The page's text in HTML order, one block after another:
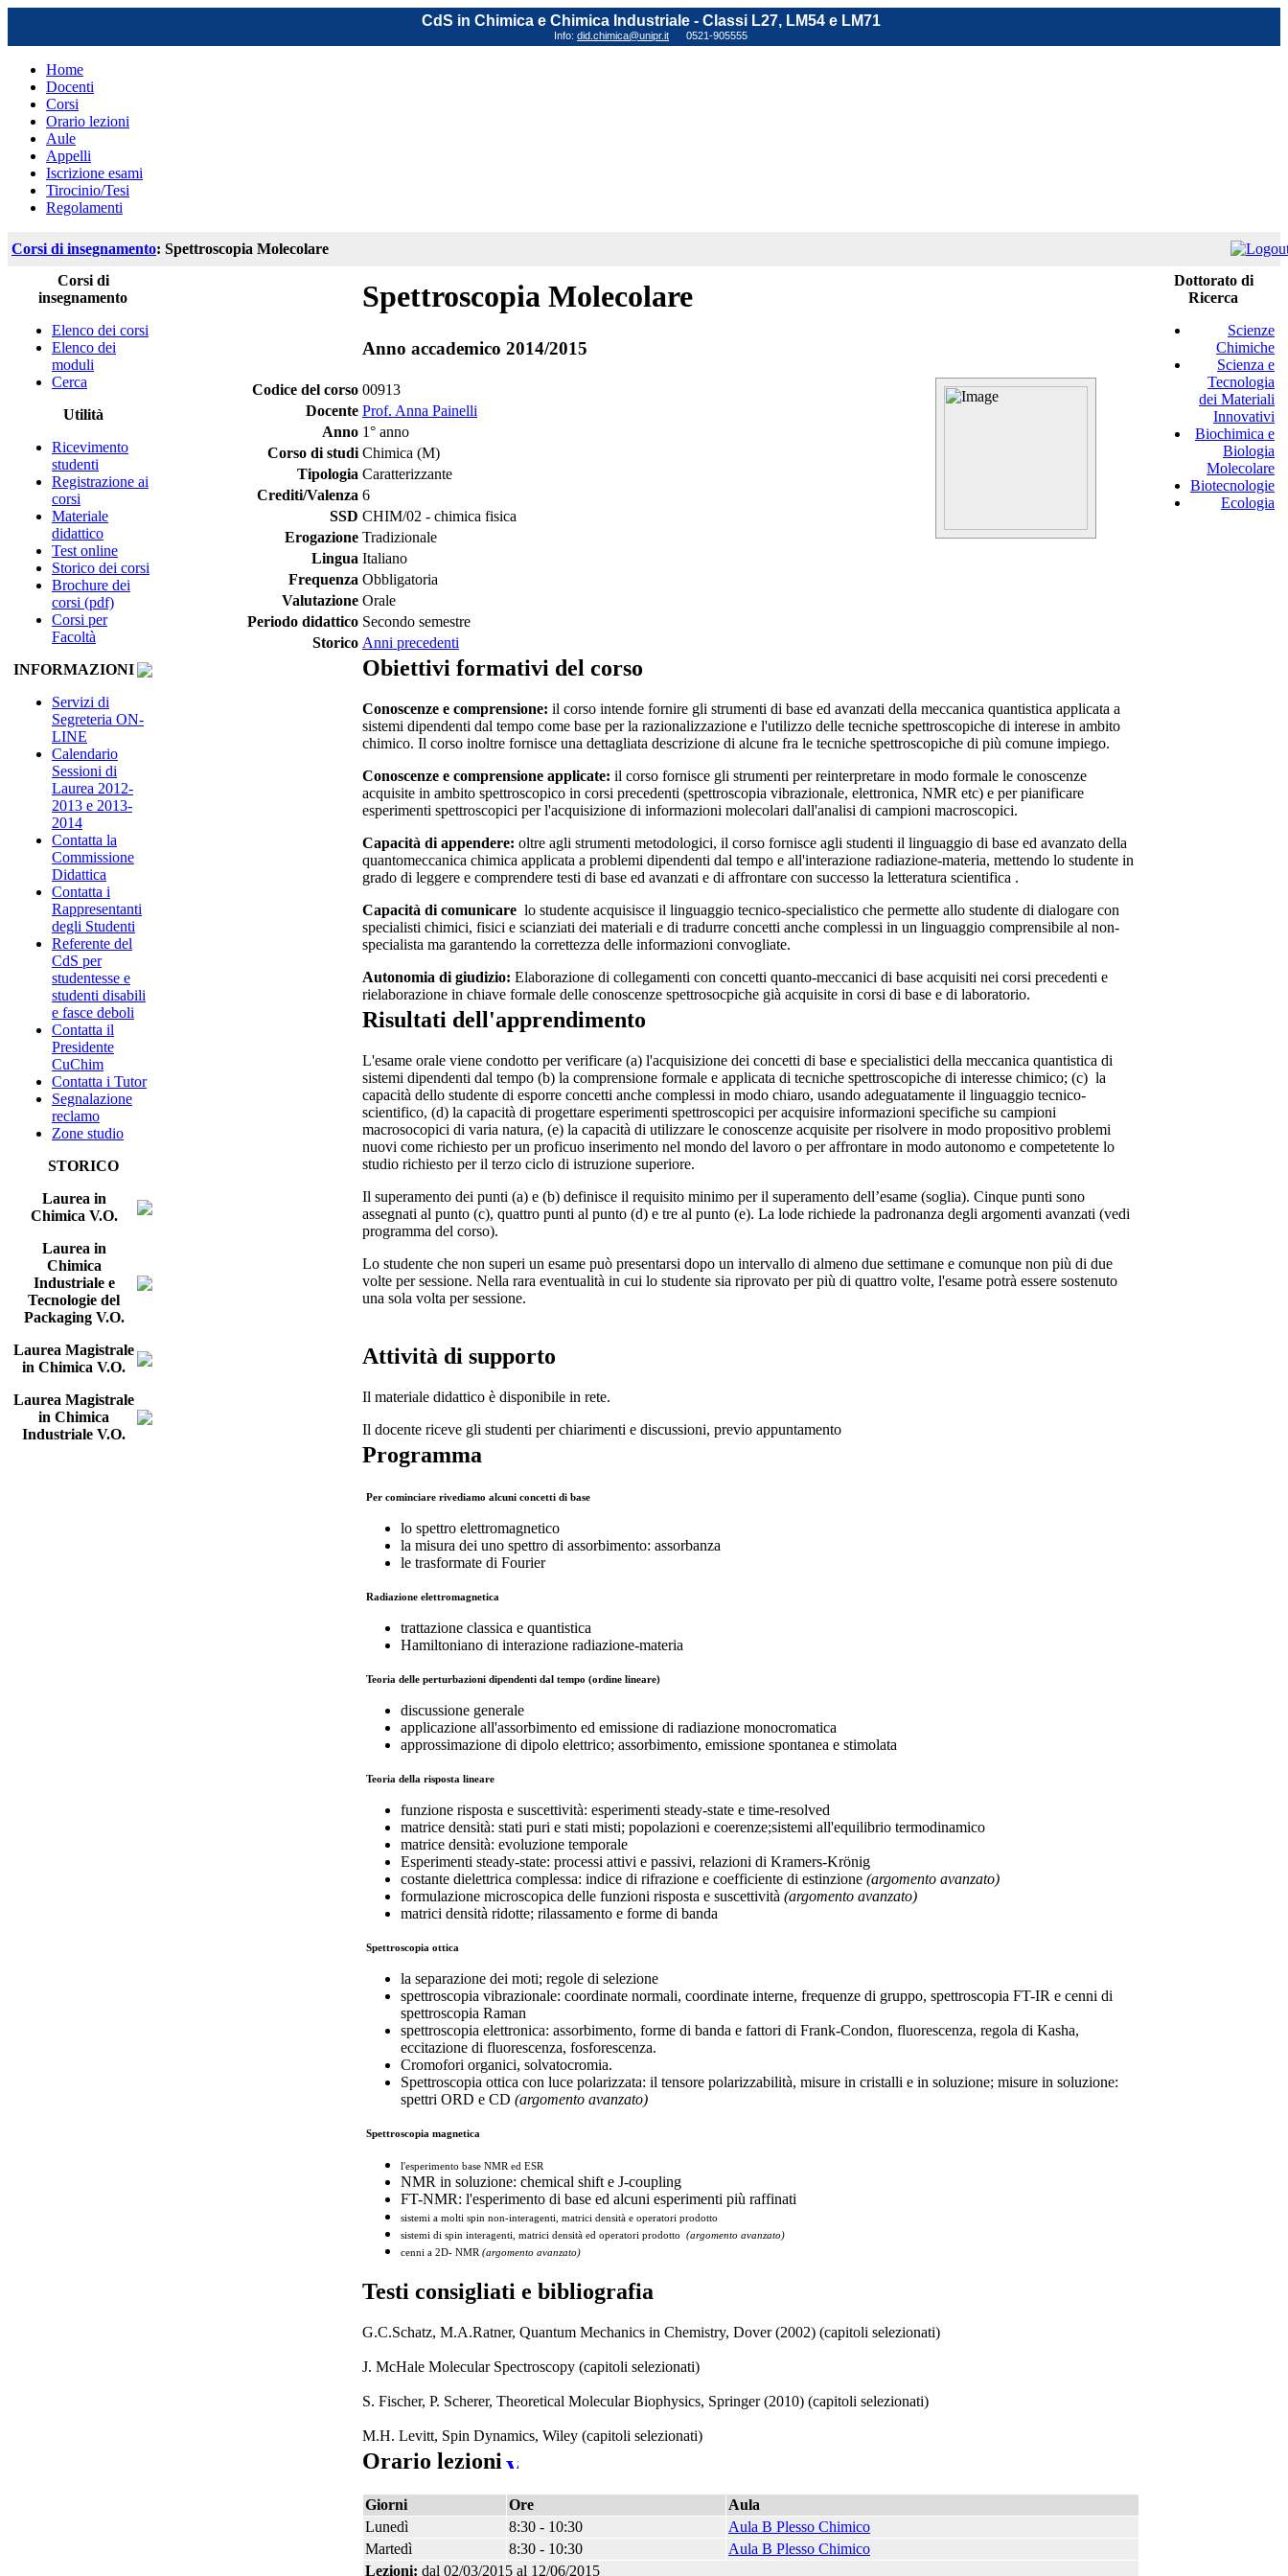
CdS in Chimica e Chimica Industriale - Classi L27, LM54 e LM71
Info: did.chimica@unipr.it 0521-905555
Home
Docenti
Corsi
Orario lezioni
Aule
Appelli
Iscrizione esami
Tirocinio/Tesi
Regolamenti
Corsi di insegnamento: Spettroscopia Molecolare
Corsi di
insegnamento
Elenco dei corsi
Elenco dei
moduli
Cerca
Utilità
Ricevimento
studenti
Registrazione ai
corsi
Materiale
didattico
Test online
Storico dei corsi
Brochure dei
corsi (pdf)
Corsi per
Facoltà
INFORMAZIONI
Servizi di
Segreteria ON-
LINE
Calendario
Sessioni di
Laurea 2012-
2013 e 2013-
2014
Contatta la
Commissione
Didattica
Contatta i
Rappresentanti
degli Studenti
Referente del
CdS per
studentesse e
studenti disabili
e fasce deboli
Contatta il
Presidente
CuChim
Contatta i Tutor
Segnalazione
reclamo
Zone studio
STORICO
Laurea in
Chimica V.O.
Laurea in
Chimica
Industriale e
Tecnologie del
Packaging V.O.
Laurea Magistrale
in Chimica V.O.
Laurea Magistrale
in Chimica
Industriale V.O.
Spettroscopia Molecolare
Anno accademico 2014/2015
Codice del corso 00913
Docente Prof. Anna Painelli
Anno 1° anno
Corso di studi Chimica (M)
Tipologia Caratterizzante
Crediti/Valenza 6
SSD CHIM/02 - chimica fisica
Erogazione Tradizionale
Lingua Italiano
Frequenza Obbligatoria
Valutazione Orale
Periodo didattico Secondo semestre
Storico Anni precedenti
Obiettivi formativi del corso
Conoscenze e comprensione: il corso intende fornire gli strumenti di base ed avanzati della meccanica quantistica applicata a
sistemi dipendenti dal tempo come base per la razionalizzazione e l'utilizzo delle tecniche spettroscopiche di interese in ambito
chimico. Il corso inoltre fornisce una dettagliata descrizione di alcune fra le tecniche spettroscopiche di più comune impiego.
Conoscenze e comprensione applicate: il corso fornisce gli strumenti per reinterpretare in modo formale le conoscenze
acquisite in ambito spettroscopico in corsi precedenti (spettroscopia vibrazionale, elettronica, NMR etc) e per pianificare
esperimenti spettroscopici per l'acquisizione di informazioni molecolari dall'analisi di campioni macroscopici.
Capacità di appendere: oltre agli strumenti metodologici, il corso fornisce agli studenti il linguaggio di base ed avanzato della
quantomeccanica chimica applicata a problemi dipendenti dal tempo e all'interazione radiazione-materia, mettendo lo studente in
grado di leggere e comprendere testi di base ed avanzati e di affrontare con successo la letteratura scientifica .
Capacità di comunicare lo studente acquisisce il linguaggio tecnico-specialistico che permette allo studente di dialogare con
specialisti chimici, fisici e scianziati dei materiali e di tradurre concetti anche complessi in un linguaggio comprensibile al non-
specialista ma garantendo la correttezza delle informazioni convogliate.
Autonomia di giudizio: Elaborazione di collegamenti con concetti quanto-meccanici di base acquisiti nei corsi precedenti e
rielaborazione in chiave formale delle conoscenze spettrosocpiche già acquisite in corsi di base e di laboratorio.
Risultati dell'apprendimento
L'esame orale viene condotto per verificare (a) l'acquisizione dei concetti di base e specialistici della meccanica quantistica di
sistemi dipendenti dal tempo (b) la comprensione formale e applicata di tecniche spettroscopiche di interesse chimico; (c) la
capacità dello studente di esporre concetti anche complessi in modo chiaro, usando adeguatamente il linguaggio tecnico-
scientifico, (d) la capacità di progettare esperimenti spettroscopici per acquisire informazioni specifiche su campioni
macrosocopici di varia natura, (e) la capacità di utilizzare le conoscenze acquisite per risolvere in modo propositivo problemi
nuovi come richiesto per un proficuo inserimento nel mondo del lavoro o per affrontare in modo autonomo e competetente lo
studio richiesto per il terzo ciclo di istruzione superiore.
Il superamento dei punti (a) e (b) definisce il requisito minimo per il superamento dell’esame (soglia). Cinque punti sono
assegnati al punto (c), quattro punti al punto (d) e tre al punto (e). La lode richiede la padronanza degli argomenti avanzati (vedi
programma del corso).
Lo studente che non superi un esame può presentarsi dopo un intervallo di almeno due settimane e comunque non più di due
volte per sessione. Nella rara eventualità in cui lo studente sia riprovato per più di quattro volte, l'esame potrà essere sostenuto
una sola volta per sessione.
Attività di supporto
Il materiale didattico è disponibile in rete.
Il docente riceve gli studenti per chiarimenti e discussioni, previo appuntamento
Programma
Per cominciare rivediamo alcuni concetti di base
lo spettro elettromagnetico
la misura dei uno spettro di assorbimento: assorbanza
le trasformate di Fourier
Radiazione elettromagnetica
trattazione classica e quantistica
Hamiltoniano di interazione radiazione-materia
Teoria delle perturbazioni dipendenti dal tempo (ordine lineare)
discussione generale
applicazione all'assorbimento ed emissione di radiazione monocromatica
approssimazione di dipolo elettrico; assorbimento, emissione spontanea e stimolata
Teoria della risposta lineare
funzione risposta e suscettività: esperimenti steady-state e time-resolved
matrice densità: stati puri e stati misti; popolazioni e coerenze;sistemi all'equilibrio termodinamico
matrice densità: evoluzione temporale
Esperimenti steady-state: processi attivi e passivi, relazioni di Kramers-Krönig
costante dielettrica complessa: indice di rifrazione e coefficiente di estinzione (argomento avanzato)
formulazione microscopica delle funzioni risposta e suscettività (argomento avanzato)
matrici densità ridotte; rilassamento e forme di banda
Spettroscopia ottica
la separazione dei moti; regole di selezione
spettroscopia vibrazionale: coordinate normali, coordinate interne, frequenze di gruppo, spettroscopia FT-IR e cenni di
spettroscopia Raman
spettroscopia elettronica: assorbimento, forme di banda e fattori di Frank-Condon, fluorescenza, regola di Kasha,
eccitazione di fluorescenza, fosforescenza.
Cromofori organici, solvatocromia.
Spettroscopia ottica con luce polarizzata: il tensore polarizzabilità, misure in cristalli e in soluzione; misure in soluzione:
spettri ORD e CD (argomento avanzato)
Spettroscopia magnetica
l'esperimento base NMR ed ESR
NMR in soluzione: chemical shift e J-coupling
FT-NMR: l'esperimento di base ed alcuni esperimenti più raffinati
sistemi a molti spin non-interagenti, matrici densità e operatori prodotto
sistemi di spin interagenti, matrici densità ed operatori prodotto
(argomento avanzato)
cenni a 2D- NMR (argomento avanzato)
Testi consigliati e bibliografia
G.C.Schatz, M.A.Ratner, Quantum Mechanics in Chemistry, Dover (2002) (capitoli selezionati)
J. McHale Molecular Spectroscopy (capitoli selezionati)
S. Fischer, P. Scherer, Theoretical Molecular Biophysics, Springer (2010) (capitoli selezionati)
M.H. Levitt, Spin Dynamics, Wiley (capitoli selezionati)
Orario lezioni
Giorni Ore
Aula
Lunedì
8:30 - 10:30
Aula B Plesso Chimico
Martedì
8:30 - 10:30
Aula B Plesso Chimico
Lezioni: dal 02/03/2015 al 12/06/2015
Dottorato di
Ricerca
Scienze
Chimiche
Scienza e
Tecnologia
dei Materiali
Innovativi
Biochimica e
Biologia
Molecolare
Biotecnologie
Ecologia